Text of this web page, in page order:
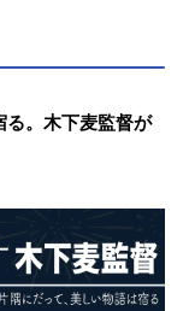
る。木下麦監督が